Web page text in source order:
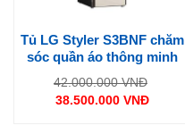
Tủ LG Styler S3BNF chăm
sóc quần áo thông minh
42.000.000VNĐ
38.500.000 VNĐ